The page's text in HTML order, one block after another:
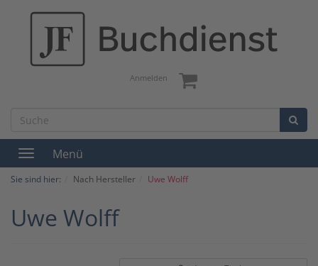
Anmelden
Toggle
navigation
Menü
Sie sind hier: Nach Hersteller Uwe Wolff
Uwe Wolff